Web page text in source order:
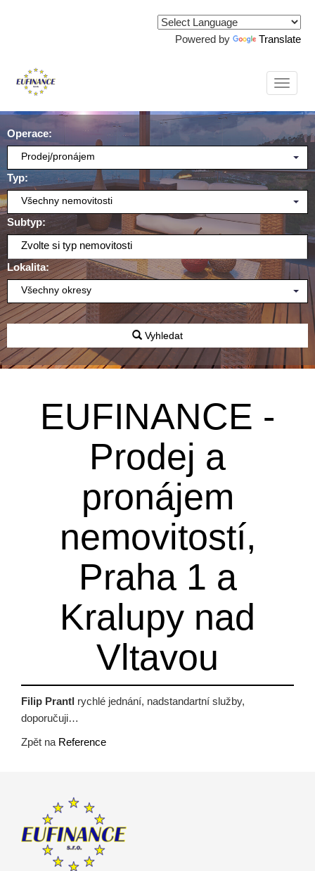
Powered by Translate
Operace:
Prodej/pronájem
Typ:
Všechny nemovitosti
Subtyp:
Zvolte si typ nemovitosti
Lokalita:
Všechny okresy
Vyhledat
EUFINANCE -
Prodej a
pronájem
nemovitostí,
Praha 1 a
Kralupy nad
Vltavou
Filip Prantl rychlé jednání, nadstandartní služby,
doporučuji…
Zpět na Reference